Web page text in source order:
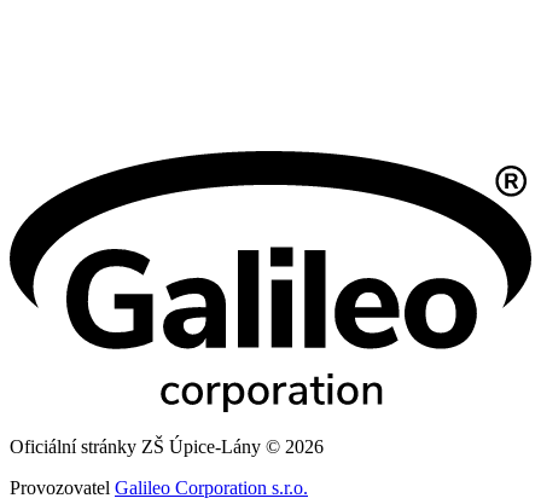
Oficiální stránky ZŠ Úpice-Lány © 2026
Provozovatel Galileo Corporation s.r.o.